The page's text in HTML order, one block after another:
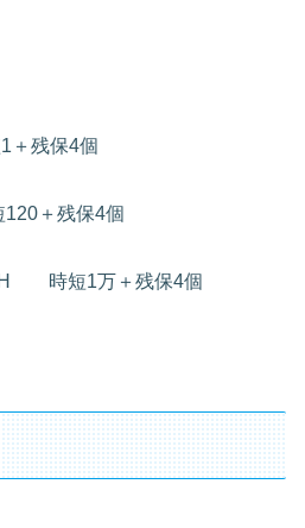
残保4個
＋残保4個
時短1万＋残保4個